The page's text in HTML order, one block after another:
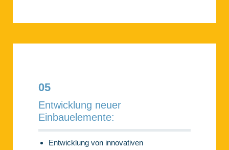
05
Entwicklung neuer
Einbauelemente:
Entwicklung von innovativen